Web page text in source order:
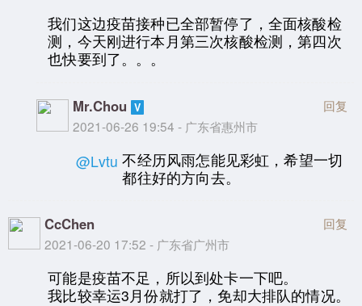
我们这边疫苗接种已全部暂停了，全面核酸检
测，今天刚进行本月第三次核酸检测，第四次
也快要到了。。。
Mr.Chou
2021-06-26 19:54 - 广东省惠州市
回复
@Lvtu 不经历风雨怎能见彩虹，希望一切
都往好的方向去。
CcChen
2021-06-20 17:52 - 广东省广州市
回复
可能是疫苗不足，所以到处卡一下吧。
我比较幸运3月份就打了，免却大排队的情况。